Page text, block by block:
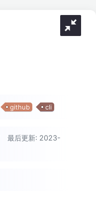
github cli
最后更新: 2023-